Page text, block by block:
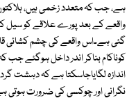
ہے، جب کہ متعدد زخمی ہیں،
واقعے کے بعد پورے علاقے کو سیل
گئی ہے۔اس واقعے کی چشم کشائی
کوناکام بناکر اندر داخل ہوگئے
اندازہ لگایاجاسکتا ہے کہ دہشت
نگرانی اور چوکسی کی ضرورت ہوتی